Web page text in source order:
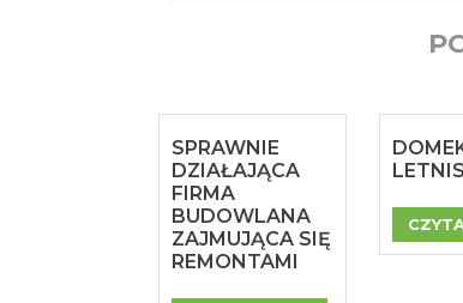
SPRAWNIE
DZIAŁAJĄCA
FIRMA
BUDOWLANA
ZAJMUJĄCA SIĘ
REMONTAMI